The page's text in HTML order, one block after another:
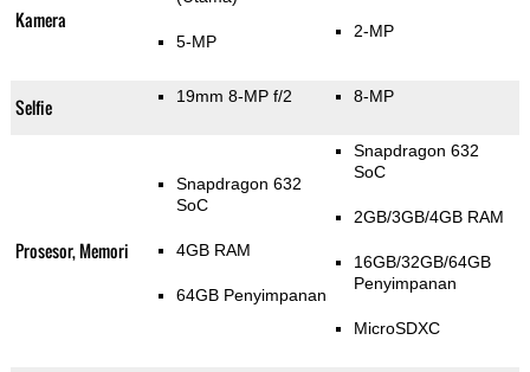
Kamera
5-MP
2-MP
Selfie 19mm 8-MP f/2 8-MP
Prosesor, Memori
Snapdragon 632
SoC
4GB RAM
64GB Penyimpanan
Snapdragon 632
SoC
2GB/3GB/4GB RAM
16GB/32GB/64GB
Penyimpanan
MicroSDXC